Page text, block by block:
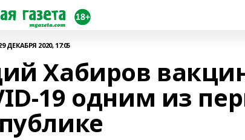
ДЕКАБРЯ 2020, 17:05
Хабиров
19 одним из